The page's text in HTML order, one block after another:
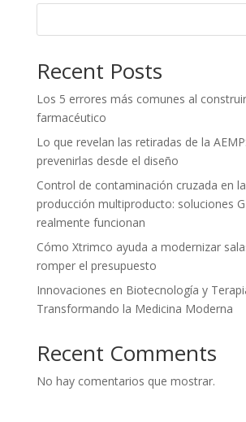
Recent Posts
Los 5 errores más comunes al
farmacéutico
Lo que revelan las retiradas de la
prevenirlas desde el diseño
Control de contaminación cruzada en
producción multiproducto: soluciones
realmente funcionan
Cómo Xtrimco ayuda a modernizar
romper el presupuesto
Innovaciones en Biotecnología y
Transformando la Medicina Moderna
Recent Comments
No hay comentarios que mostrar.